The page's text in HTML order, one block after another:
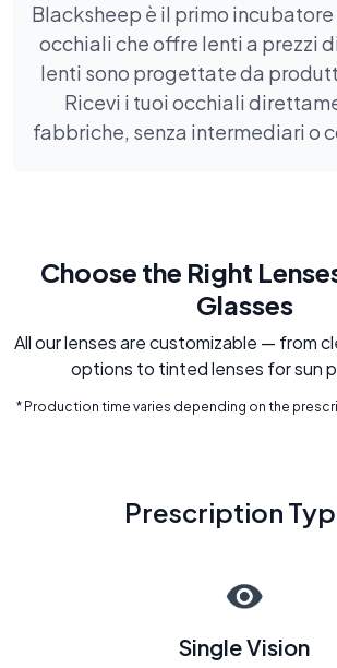
Blacksheep è il primo
occhiali che offre lenti a prezzi
lenti sono progettate da
Ricevi i tuoi occhiali
fabbriche, senza intermediari o
Choose the Right
Glasses
All our lenses are customizable — from
options to tinted lenses for sun
* Production time varies depending on the
Prescription
Single Vision